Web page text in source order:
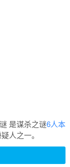
是谋杀之谜6人本
人之一。